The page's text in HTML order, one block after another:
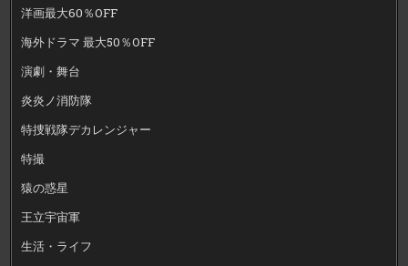
洋画最大60％OFF
海外ドラマ 最大50％OFF
演劇・舞台
炎炎ノ消防隊
特捜戦隊デカレンジャー
特撮
猿の惑星
王立宇宙軍
生活・ライフ